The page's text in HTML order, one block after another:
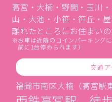
高宮・大楠・野間・玉川
山・大池・小笹・笹丘・
離れたところにお住まいの
お車は近隣のコインパーキング
前に1台停められます）
交通ア
福岡市南区大楠（高宮駅